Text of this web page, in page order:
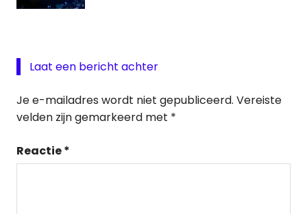
Laat een bericht achter
Je e-mailadres wordt niet gepubliceerd. Vereiste
velden zijn gemarkeerd met *
Reactie*